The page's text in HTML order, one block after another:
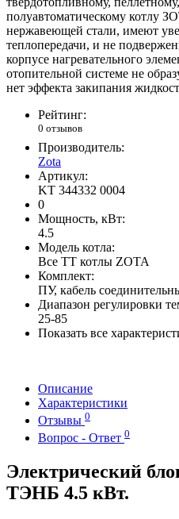
полуавтоматическому котлу
нержавеющей стали, имеют
теплопередачи, и не
корпусе нагревательного
отопительной системе не
нет эффекта закипания
Рейтинг:
0 отзывов
Производитель:
Zota
Артикул:
KT 344332 0004
0
Мощность, кВт:
4.5
Модель котла:
Все ТТ котлы ZOTA
Комплект:
ПУ, кабель
Диапазон регулировки
25-85
Показать все
Описание
Характеристики
Отзывы 0
Вопрос - Ответ 0
Электрический
ТЭНБ 4.5 кВт.